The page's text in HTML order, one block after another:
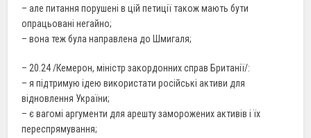
– але питання порушені в цій петиції також мають бути
опрацьовані негайно;
– вона теж була направлена до Шмигаля;
– 20.24 /Кемерон, міністр закордонних справ Британії/:
– я підтримую ідею використати російські активи для
відновлення України;
– є вагомі аргументи для арешту заморожених активів і їх
переспрямування;